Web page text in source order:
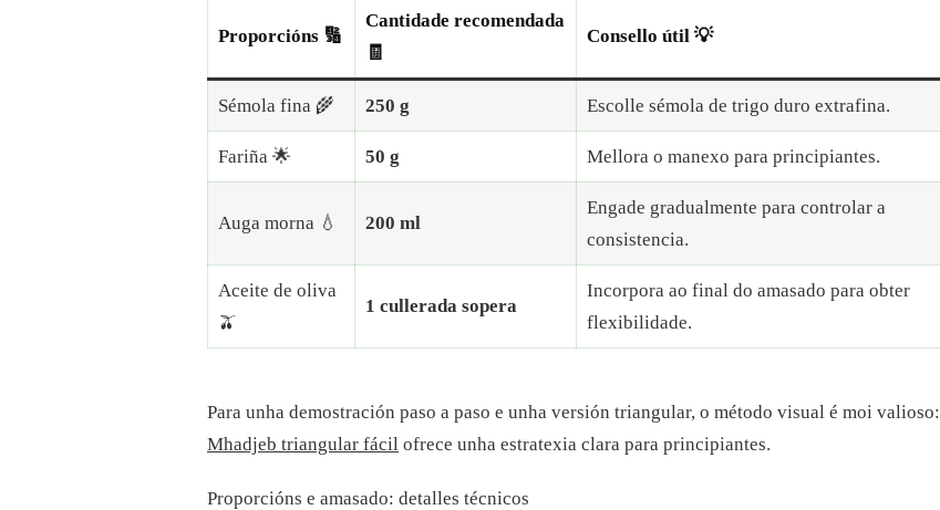
Proporcións 🔢
Cantidade recomendada
🧾
Consello útil 💡
Sémola fina 🌾 250 g Escolle sémola de trigo duro extrafina.
Fariña 🌟 50 g Mellora o manexo para principiantes.
Auga morna 💧 200 ml
Engade gradualmente para controlar a
consistencia.
Aceite de oliva
🫒
1 cullerada sopera
Incorpora ao final do amasado para obter
flexibilidade.
Para unha demostración paso a paso e unha versión triangular, o método visual é moi valioso:
Mhadjeb triangular fácil ofrece unha estratexia clara para principiantes.
Proporcións e amasado: detalles técnicos